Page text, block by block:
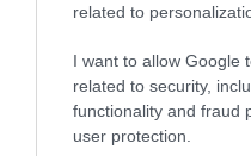
related to
I want to allow Google
related to security,
functionality and fraud
user protection.
hálózati kapcsolatok
Nem az agy
egész hálózat